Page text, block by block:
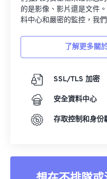
的是影像、影片還是文件
料中心和嚴密的監控，我
了解更多關
SSL/TLS 加密
安全資料中心
存取控制和身份